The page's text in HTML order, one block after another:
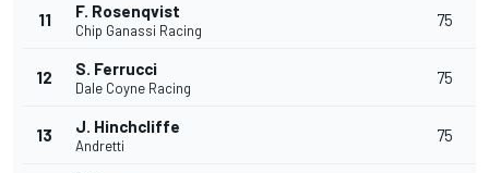
11 F. Rosenqvist
Chip Ganassi Racing
75
12 S. Ferrucci
Dale Coyne Racing
75
13 J. Hinchcliffe
Andretti
75